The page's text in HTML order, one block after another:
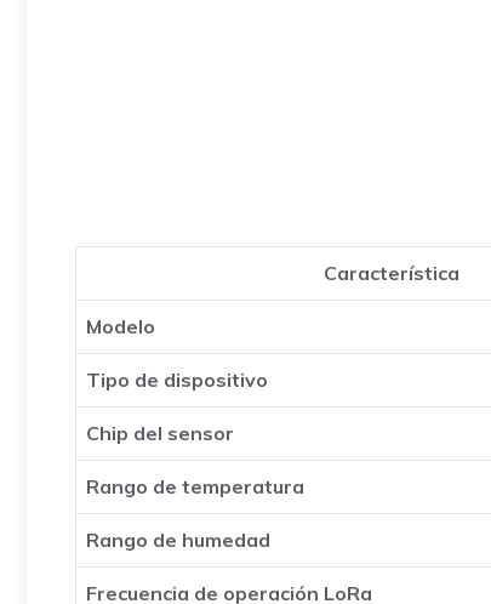
Característica
Modelo
Tipo de dispositivo
Chip del sensor
Rango de temperatura
Rango de humedad
Frecuencia de operación LoRa